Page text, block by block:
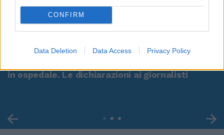
CONFIRM
Data Deletion Data Access Privacy Policy
in ospedale. Le dichiarazioni ai giornalisti